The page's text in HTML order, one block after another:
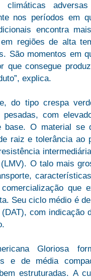
climáticas
nos períodos em
encontra
regiões de alta
São momentos em
que consegue
explica.
do tipo crespa
com
base. O material se
raiz e tolerância ao
O talo mais
que
Seu ciclo médio é
com indicação
Gloriosa
e de média
estruturadas. A